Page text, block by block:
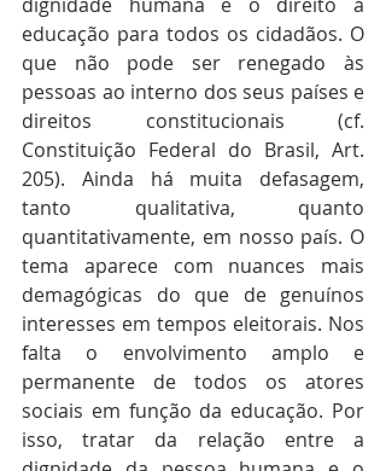
educação para todos os cidadãos. O
que não pode ser renegado às
pessoas ao interno dos seus países e
direitos constitucionais (cf.
Constituição Federal do Brasil, Art.
205). Ainda há muita defasagem,
tanto qualitativa, quanto
quantitativamente, em nosso país. O
tema aparece com nuances mais
demagógicas do que de genuínos
interesses em tempos eleitorais. Nos
falta o envolvimento amplo e
permanente de todos os atores
sociais em função da educação. Por
isso, tratar da relação entre a